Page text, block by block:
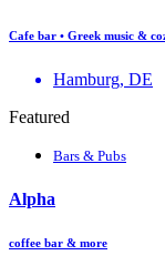
Cafe bar • Greek music &
Hamburg, DE
Featured
Bars & Pubs
Alpha
coffee bar & more